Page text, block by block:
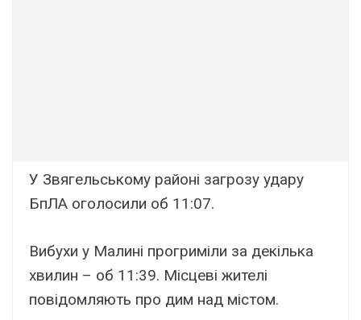
У Звягельському районі загрозу удару
БпЛА оголосили об 11:07.
Вибухи у Малині прогриміли за декілька
хвилин – об 11:39. Місцеві жителі
повідомляють про дим над містом.